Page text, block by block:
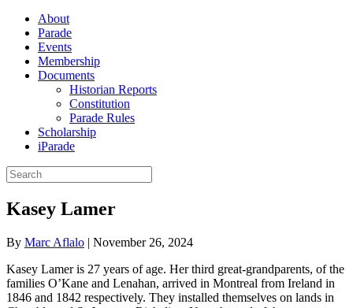
About
Parade
Events
Membership
Documents
Historian Reports
Constitution
Parade Rules
Scholarship
iParade
Kasey Lamer
By Marc Aflalo | November 26, 2024
Kasey Lamer is 27 years of age. Her third great-grandparents, of the
families O’Kane and Lenahan, arrived in Montreal from Ireland in
1846 and 1842 respectively. They installed themselves on lands in